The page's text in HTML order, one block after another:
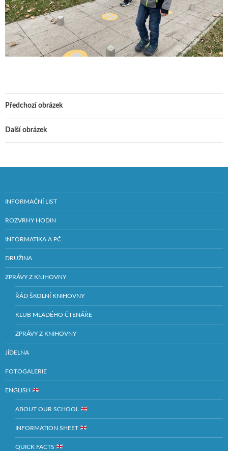
Předchozí obrázek
Další obrázek
INFORMAČNÍ LIST
ROZVRHY HODIN
INFORMATIKA A PČ
DRUŽINA
ZPRÁVY Z KNIHOVNY
ŘÁD ŠKOLNÍ KNIHOVNY
KLUB MLADÉHO ČTENÁŘE
ZPRÁVY Z KNIHOVNY
JÍDELNA
FOTOGALERIE
ENGLISH
ABOUT OUR SCHOOL
INFORMATION SHEET
QUICK FACTS